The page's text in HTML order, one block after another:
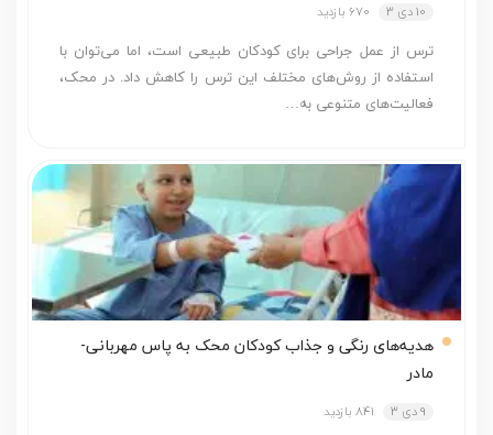
10 دی 3 670 بازدید
ترس از عمل جراحی برای کودکان طبیعی است، اما می‌توان با
استفاده از روش‌های مختلف این ترس را کاهش داد. در محک،
فعالیت‌های متنوعی به…
هدیه­‌های رنگی و جذاب کودکان محک به پاس مهربانی­
مادر
9 دی 3 841 بازدید